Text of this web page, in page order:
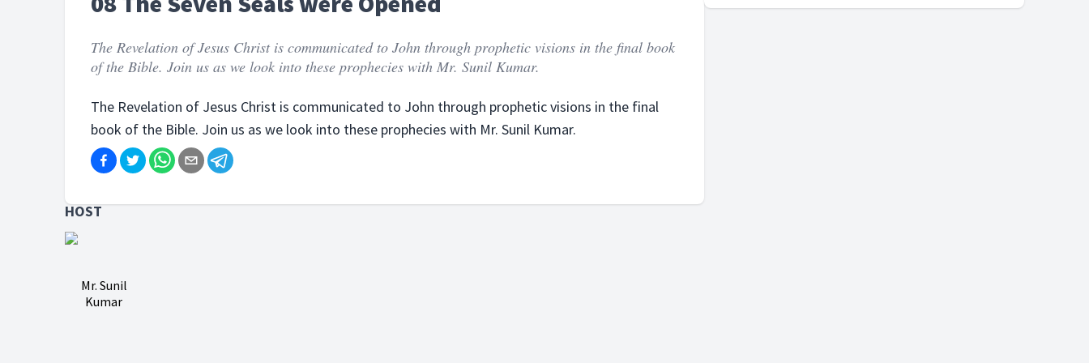
The Revelation of Jesus Christ is communicated to John through prophetic visions in the final book
of the Bible. Join us as we look into these prophecies with Mr. Sunil Kumar.
The Revelation of Jesus Christ is communicated to John through prophetic visions in the final
book of the Bible. Join us as we look into these prophecies with Mr. Sunil Kumar.
HOST
Mr. Sunil
Kumar